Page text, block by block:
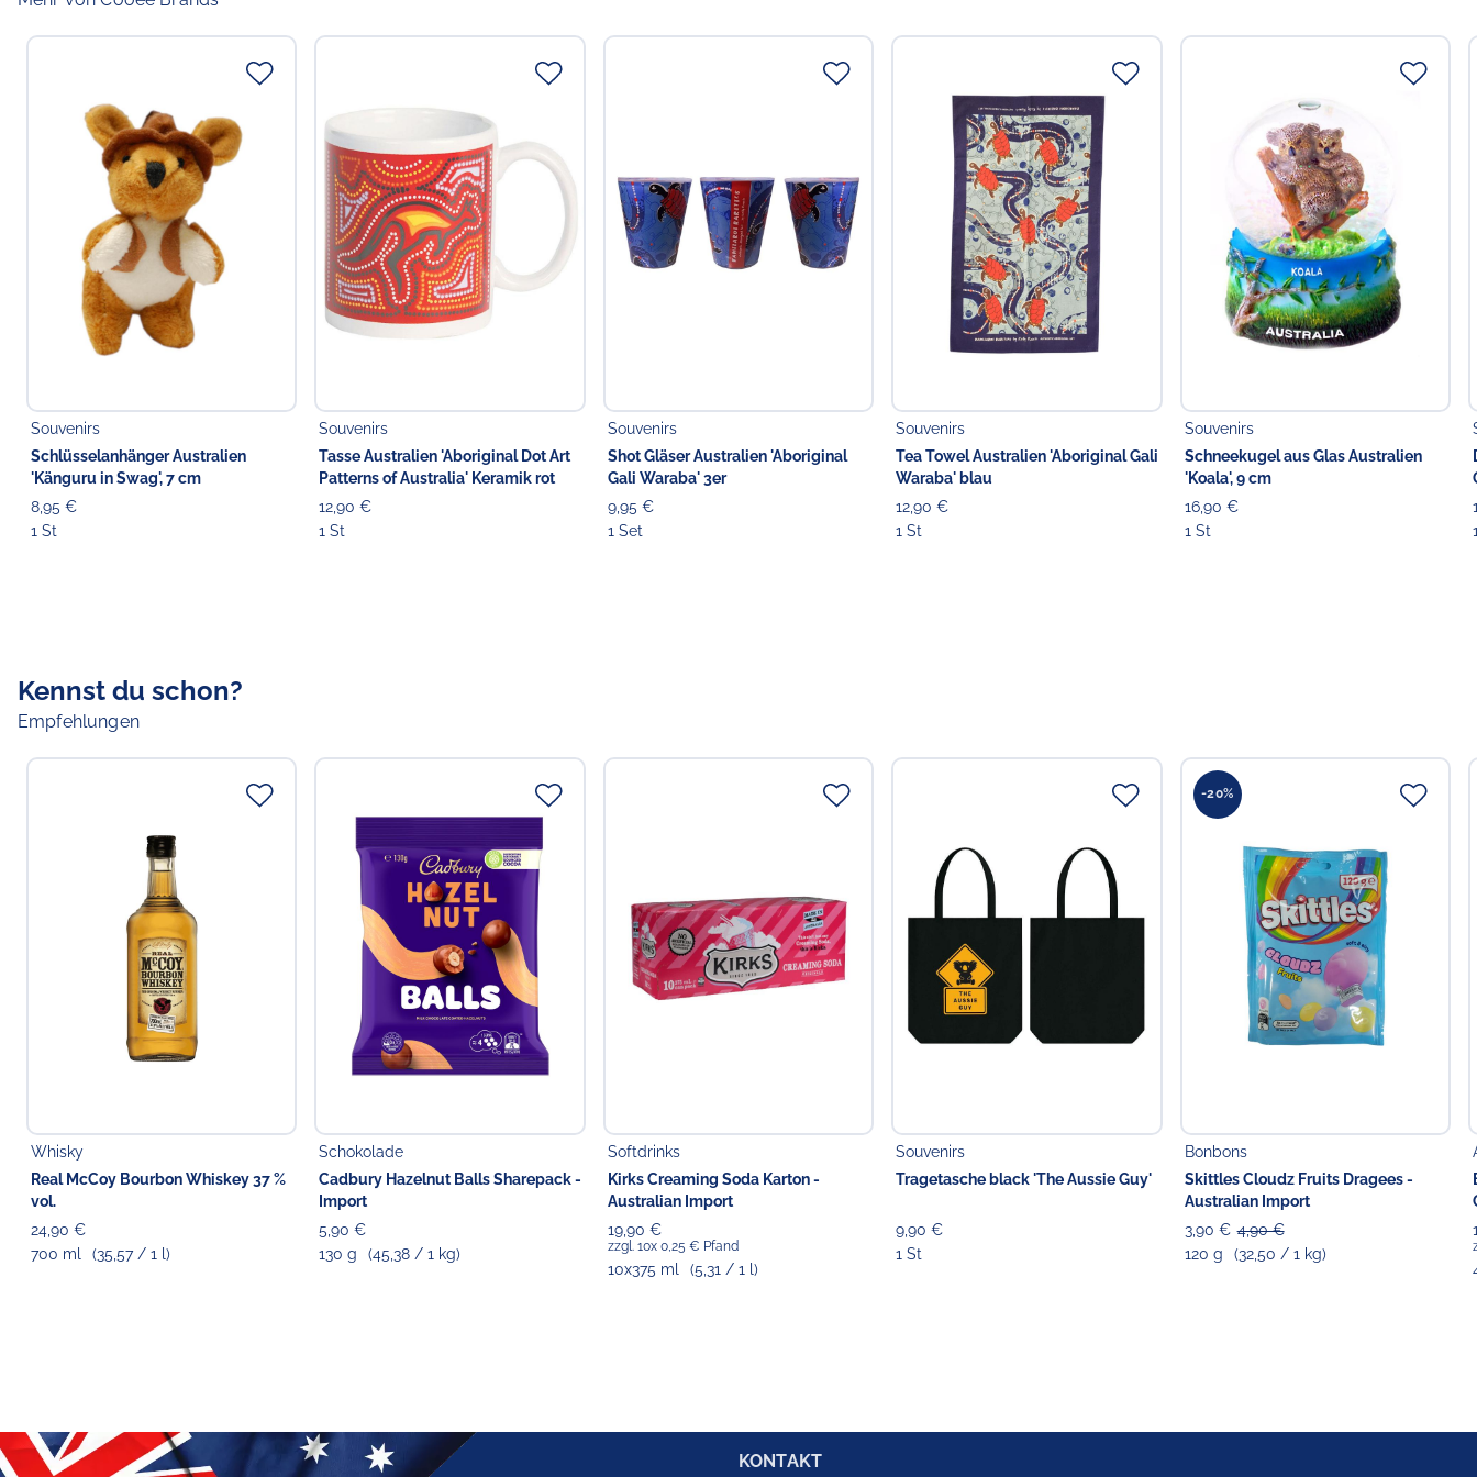
Choppy's Food & Non-Food GmbH
Koldingstr. 1B
22769 Hamburg
Souvenirs
Schlüsselanhänger Australien
'Känguru in Swag', 7 cm
8,95 €
1 St
Souvenirs
Tasse Australien 'Aboriginal Dot Art
Patterns of Australia' Keramik rot
12,90 €
1 St
Souvenirs
Shot Gläser Australien 'Aboriginal
Gali Waraba' 3er
9,95 €
1 Set
Souvenirs
Tea Towel Australien 'Aboriginal Gali
Waraba' blau
12,90 €
1 St
Souvenirs
Schneekugel aus Glas Australien
'Koala', 9 cm
16,90 €
1 St
Kennst du schon?
Empfehlungen
Whisky
Real McCoy Bourbon Whiskey 37 %
vol.
24,90 €
700 ml
(35,57 / 1 l)
Schokolade
Cadbury Hazelnut Balls Sharepack -
Import
5,90 €
130 g
(45,38 / 1 kg)
Softdrinks
Kirks Creaming Soda Karton -
Australian Import
19,90 €
zzgl. 10x 0,25 € Pfand
10x375 ml (5,31 / 1 l)
Souvenirs
Tragetasche black 'The Aussie Guy'
9,90 €
1 St
-20%
Bonbons
Skittles Cloudz Fruits Dragees -
Australian Import
3,90 € 4,90 €
120 g
(32,50 / 1 kg)
KONTAKT